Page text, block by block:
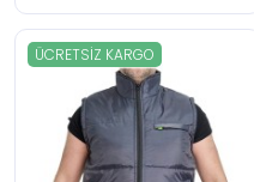
ÜCRETSIZ KARGO